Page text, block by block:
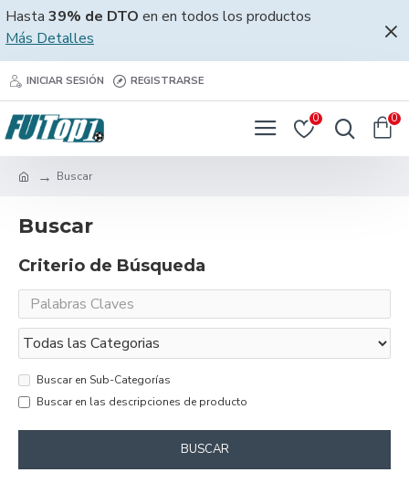
Hasta 39% de DTO en en todos los productos
Más Detalles
INICIAR SESIÓN REGISTRARSE
0 0
Buscar
Buscar
Criterio de Búsqueda
Buscar en Sub-Categorías
Buscar en las descripciones de producto
BUSCAR